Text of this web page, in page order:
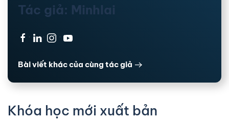
Tác giả: Minhlai
· · ·
Bài viết khác của cùng tác giả
Khóa học mới xuất bản